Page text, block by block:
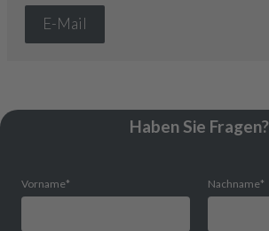
E-Mail
Haben Sie Fragen?
Vorname* Nachname*